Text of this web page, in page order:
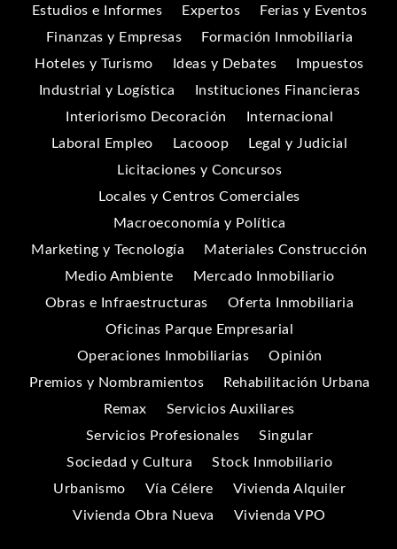
Estudios e Informes
Expertos
Ferias y Eventos
Finanzas y Empresas
Formación Inmobiliaria
Hoteles y Turismo
Ideas y Debates
Impuestos
Industrial y Logística
Instituciones Financieras
Interiorismo Decoración
Internacional
Laboral Empleo
Lacooop
Legal y Judicial
Licitaciones y Concursos
Locales y Centros Comerciales
Macroeconomía y Política
Marketing y Tecnología
Materiales Construcción
Medio Ambiente
Mercado Inmobiliario
Obras e Infraestructuras
Oferta Inmobiliaria
Oficinas Parque Empresarial
Operaciones Inmobiliarias
Opinión
Premios y Nombramientos
Rehabilitación Urbana
Remax
Servicios Auxiliares
Servicios Profesionales
Singular
Sociedad y Cultura
Stock Inmobiliario
Urbanismo
Vía Célere
Vivienda Alquiler
Vivienda Obra Nueva
Vivienda VPO